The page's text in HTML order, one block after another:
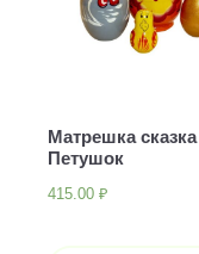
Матрешка сказка
Петушок
415.00 ₽